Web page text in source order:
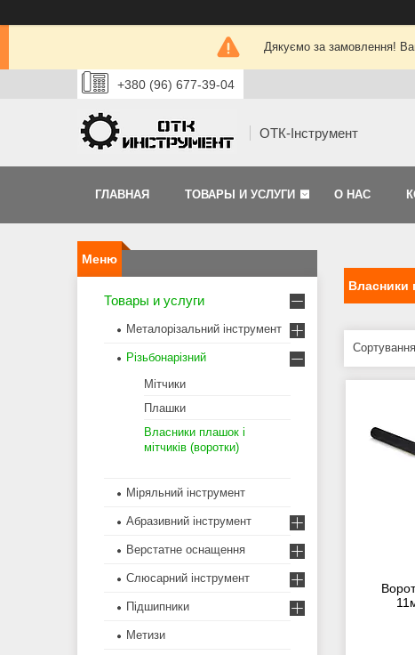
Дякуємо за замовлення!
+380 (96) 677-39-04
ОТК-Інструмент
ГЛАВНАЯ ТОВАРЫ И УСЛУГИ О НАС
Власники
Товары и услуги
Металорізальний інструмент
Різьбонарізний
Мітчики
Плашки
Власники плашок і
мітчиків (воротки)
Міряльний інструмент
Абразивний інструмент
Верстатне оснащення
Слюсарний інструмент
Підшипники
Метизи